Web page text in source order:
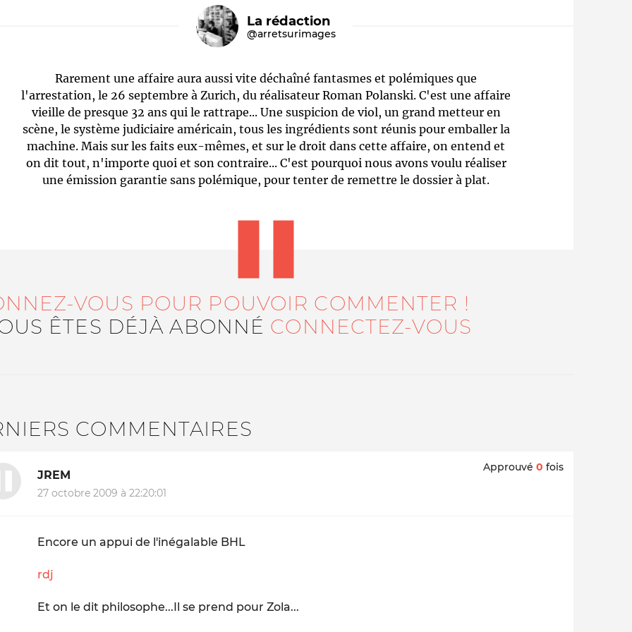
Le médiateur L'équipe Qui sommes-nous ?
La rédaction
@arretsurimages
Rarement une affaire aura aussi vite déchaîné fantasmes et polémiques que
l'arrestation, le 26 septembre à Zurich, du réalisateur Roman Polanski. C'est une affaire
vieille de presque 32 ans qui le rattrape... Une suspicion de viol, un grand metteur en
scène, le système judiciaire américain, tous les ingrédients sont réunis pour emballer la
machine. Mais sur les faits eux-mêmes, et sur le droit dans cette affaire, on entend et
on dit tout, n'importe quoi et son contraire... C'est pourquoi nous avons voulu réaliser
une émission garantie sans polémique, pour tenter de remettre le dossier à plat.
VOUS POUR POUVOIR COMMENTER !
ÊTES DÉJÀ ABONNÉ CONNECTEZ-VOUS
COMMENTAIRES
JREM
27 octobre 2009 à 22:20:01
Approuvé 0 fois
Encore un appui de l'inégalable BHL
rdj
Et on le dit philosophe...Il se prend pour Zola...